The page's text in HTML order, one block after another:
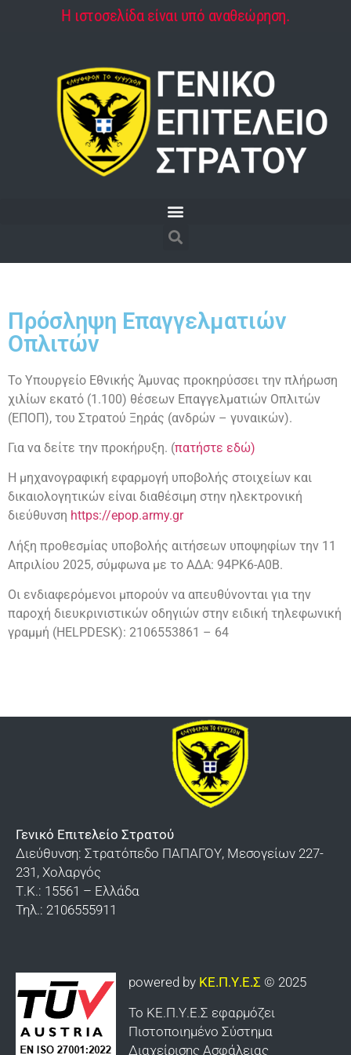
Η ιστοσελίδα είναι υπό αναθεώρηση.
Πρόσληψη Επαγγελματιών
Οπλιτών
Το Υπουργείο Εθνικής Άμυνας προκηρύσσει την πλήρωση
χιλίων εκατό (1.100) θέσεων Επαγγελματιών Οπλιτών
(ΕΠΟΠ), του Στρατού Ξηράς (ανδρών – γυναικών).
Για να δείτε την προκήρυξη. (πατήστε εδώ)
Η μηχανογραφική εφαρμογή υποβολής στοιχείων και
δικαιολογητικών είναι διαθέσιμη στην ηλεκτρονική
διεύθυνση https://epop.army.gr
Λήξη προθεσμίας υποβολής αιτήσεων υποψηφίων την 11
Απριλίου 2025, σύμφωνα με το ΑΔΑ: 94PK6-A0B.
Οι ενδιαφερόμενοι μπορούν να απευθύνονται για την
παροχή διευκρινιστικών οδηγιών στην ειδική τηλεφωνική
γραμμή (HELPDESK): 2106553861 – 64
Γενικό Επιτελείο Στρατού
Διεύθυνση: Στρατόπεδο ΠΑΠΑΓΟΥ, Μεσογείων 227-
231, Χολαργός
Τ.Κ.: 15561 – Ελλάδα
Τηλ.: 2106555911
powered by ΚΕ.Π.Υ.Ε.Σ © 2025
Το ΚΕ.Π.Υ.Ε.Σ εφαρμόζει
Πιστοποιημένο Σύστημα
Διαχείρισης Ασφάλειας